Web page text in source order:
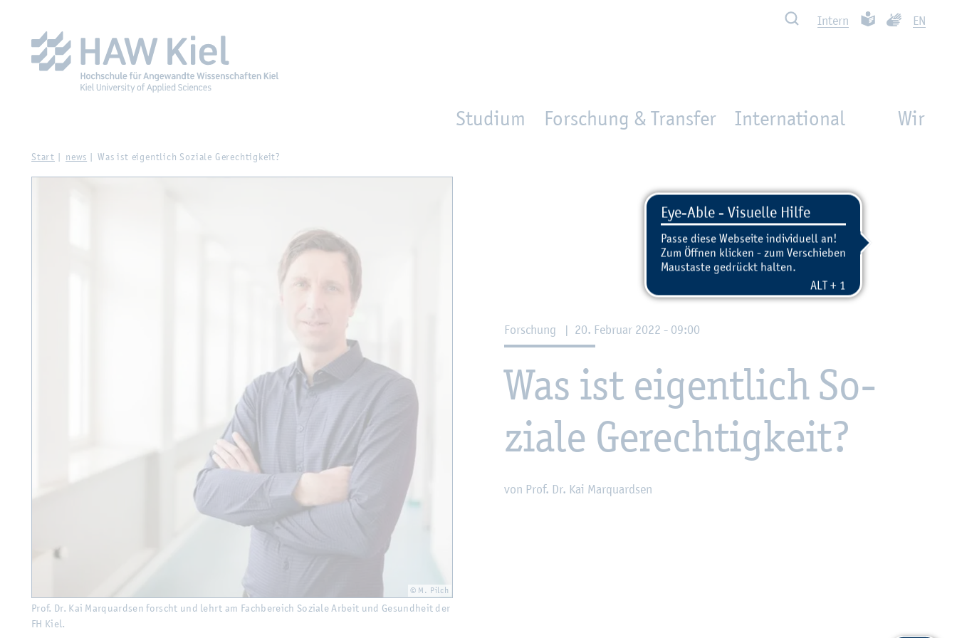
Such­ben In­tern Leich­te Spra­che
EN
Studium Forschung & Transfer International Wir
Start news Was ist ei­gent­lich So­zia­le Ge­rech­tig­keit?
© M. Pilch
Prof. Dr. Kai Mar­quard­sen forscht und lehrt am Fach­be­reich So­zia­le Ar­beit und Ge­sund­heit der
FH Kiel.
For­schung | 20. Fe­bru­ar 2022 - 09:00
Was ist ei­gent­lich So­
zia­le Ge­rech­tig­keit?
von Prof. Dr. Kai Mar­quard­sen